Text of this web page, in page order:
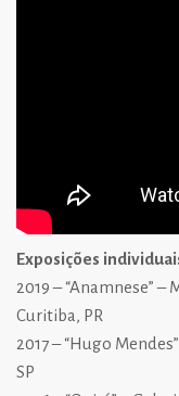
Exposições
2019 – “Anamnese”
Curitiba, PR
2017 – “Hugo
SP